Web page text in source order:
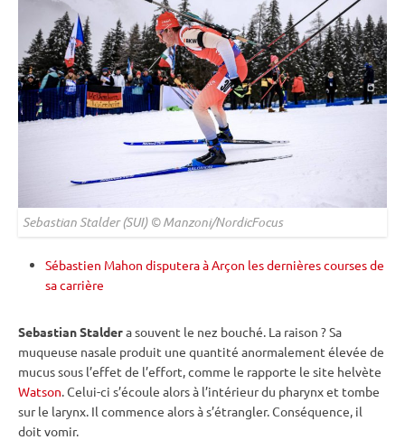
Sebastian Stalder (SUI) © Manzoni/NordicFocus
Sébastien Mahon disputera à Arçon les dernières courses de
sa carrière
Sebastian Staldera souvent le nez bouché. La raison ? Sa
muqueuse nasale produit une quantité anormalement élevée de
mucus sous l’effet de l’effort, comme le rapporte le site helvète
Watson. Celui-ci s’écoule alors à l’intérieur du pharynx et tombe
sur le larynx. Il commence alors à s’étrangler. Conséquence, il
doit vomir.